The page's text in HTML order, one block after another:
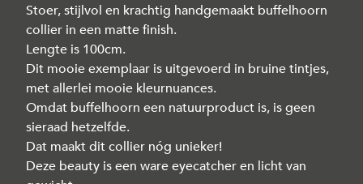
Stoer, stijlvol en krachtig handgemaakt buffelhoorn
collier in een matte finish.
Lengte is 100cm.
Dit mooie exemplaar is uitgevoerd in bruine tintjes,
met allerlei mooie kleurnuances.
Omdat buffelhoorn een natuurproduct is, is geen
sieraad hetzelfde.
Dat maakt dit collier nóg unieker!
Deze beauty is een ware eyecatcher en licht van